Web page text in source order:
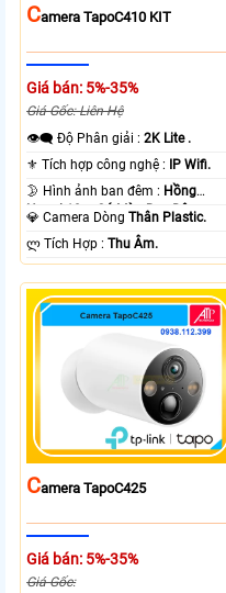
CAmera TapoC410 KIT
Giá bán: 5%-35%
Giá Gốc: Liên Hệ
👁️‍🗨 Độ Phân giải :2K Lite .
⚜️ Tích hợp công nghệ :
IP Wifi.
🌛 Hình ảnh ban đêm : Hồng
Ngoại 10m Có Màu Ban Ðêm.
💎 Camera DòngThân Plastic.
️ლ Tích Hợp :Thu Âm.
CAmera TapoC425
Giá bán: 5%-35%
Giá Gốc: